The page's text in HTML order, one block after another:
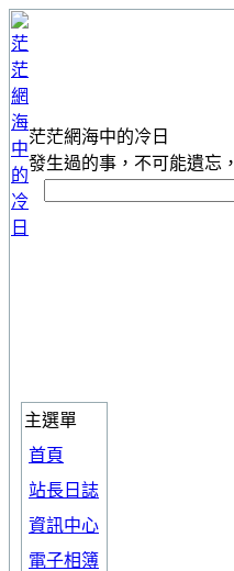
茫茫網海中的冷日
發生過的事，不可能遺忘
主選單
首頁
站長日誌
資訊中心
電子相簿